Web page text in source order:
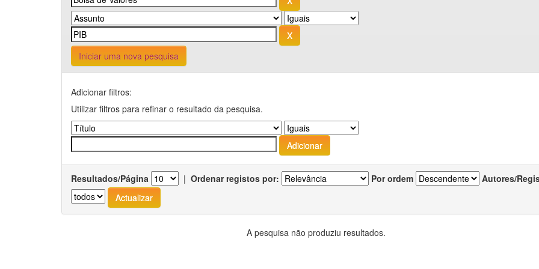
Iniciar uma nova pesquisa
Adicionar filtros:
Utilizar filtros para refinar o resultado da pesquisa.
Resultados/Página | Ordenar registos por: Por ordem Autores/
A pesquisa não produziu resultados.